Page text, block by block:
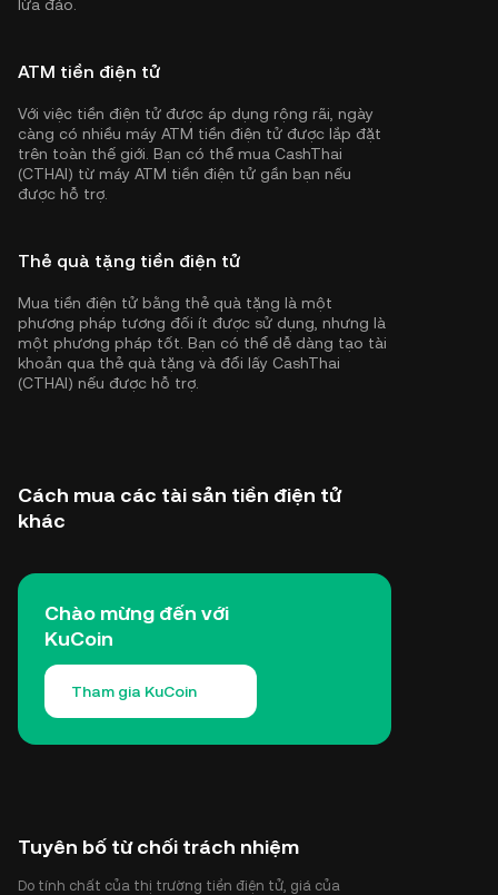
lừa đảo.
ATM tiền điện tử
Với việc tiền điện tử được áp dụng rộng rãi, ngày
càng có nhiều máy ATM tiền điện tử được lắp đặt
trên toàn thế giới. Bạn có thể mua CashThai
(CTHAI) từ máy ATM tiền điện tử gần bạn nếu
được hỗ trợ.
Thẻ quà tặng tiền điện tử
Mua tiền điện tử bằng thẻ quà tặng là một
phương pháp tương đối ít được sử dụng, nhưng là
một phương pháp tốt. Bạn có thể dễ dàng tạo tài
khoản qua thẻ quà tặng và đổi lấy CashThai
(CTHAI) nếu được hỗ trợ.
Cách mua các tài sản tiền điện tử
khác
Chào mừng đến với
KuCoin
Tham gia KuCoin
Tuyên bố từ chối trách nhiệm
Do tính chất của thị trường tiền điện tử, giá của